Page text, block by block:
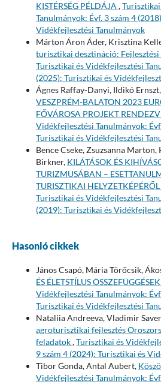
KISTÉRSÉG PÉLDÁJA ,
Tanulmányok: Évf. 3 szám 4
Vidékfejlesztési Tanulmányok
Márton Áron Áder, Krisztina
turisztikai desztináció:
Turisztikai és Vidékfejlesztési
(2025): Turisztikai és
Ágnes Raffay-Danyi, Ildikó Ernszt,
VESZPRÉM-BALATON 2023
FŐVÁROSA PROJEKT
Vidékfejlesztési Tanulmányok:
Turisztikai és Vidékfejlesztési
Bence Cseke, Zsuzsanna
Birkner, KILÁTÁSOK ÉS
TURIZMUSÁBAN –
TURISZTIKAI
Turisztikai és Vidékfejlesztési
(2019): Turisztikai és
Hasonló cikkek
János Csapó, Mária Törőcsik,
ÉS ÉLETSTÍLUS ÖSSZEFÜGGÉSEK
Vidékfejlesztési Tanulmányok:
Turisztikai és Vidékfejlesztési
Nataliia Andreeva, Vladimir
agroturisztikai fejlesztés
feladatok,Turisztikai és
9 szám 4 (2024): Turisztikai és
Tibor Gonda, Antal Aubert,
Vidékfejlesztési Tanulmányok: